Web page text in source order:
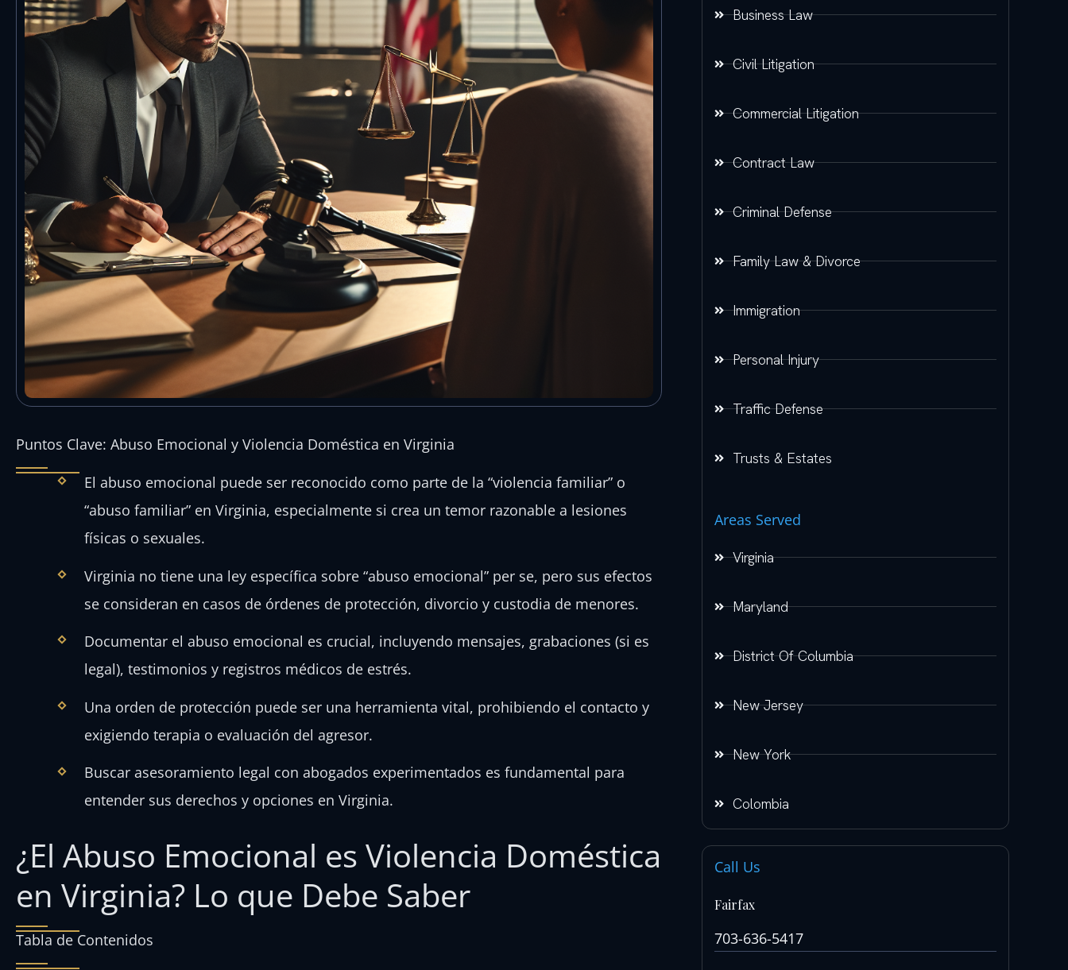
Puntos Clave: Abuso Emocional y Violencia Doméstica en Virginia
El abuso emocional puede ser reconocido como parte de la “violencia familiar” o
“abuso familiar” en Virginia, especialmente si crea un temor razonable a lesiones
físicas o sexuales.
Virginia no tiene una ley específica sobre “abuso emocional” per se, pero sus efectos
se consideran en casos de órdenes de protección, divorcio y custodia de menores.
Documentar el abuso emocional es crucial, incluyendo mensajes, grabaciones (si es
legal), testimonios y registros médicos de estrés.
Una orden de protección puede ser una herramienta vital, prohibiendo el contacto y
exigiendo terapia o evaluación del agresor.
Buscar asesoramiento legal con abogados experimentados es fundamental para
entender sus derechos y opciones en Virginia.
¿El Abuso Emocional es Violencia Doméstica
en Virginia? Lo que Debe Saber
Tabla de Contenidos
Business Law
Civil Litigation
Commercial Litigation
Contract Law
Criminal Defense
Family Law & Divorce
Immigration
Personal Injury
Traffic Defense
Trusts & Estates
Areas Served
Virginia
Maryland
District Of Columbia
New Jersey
New York
Colombia
Call Us
Fairfax
703-636-5417